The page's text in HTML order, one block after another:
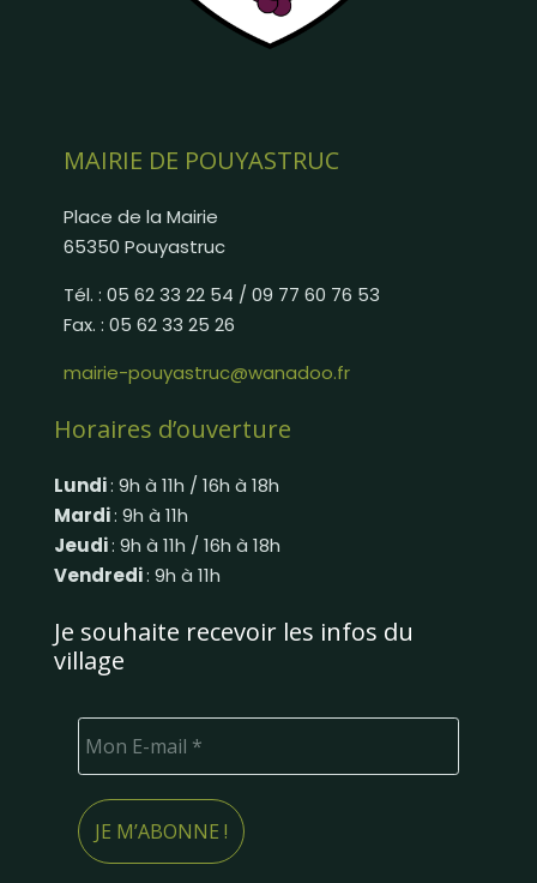
MAIRIE DE POUYASTRUC
Place de la Mairie
65350 Pouyastruc
Tél. : 05 62 33 22 54 / 09 77 60 76 53
Fax. : 05 62 33 25 26
mairie-pouyastruc@wanadoo.fr
Horaires d’ouverture
Lundi: 9h à 11h / 16h à 18h
Mardi: 9h à 11h
Jeudi: 9h à 11h / 16h à 18h
Vendredi: 9h à 11h
Je souhaite recevoir les infos du
village